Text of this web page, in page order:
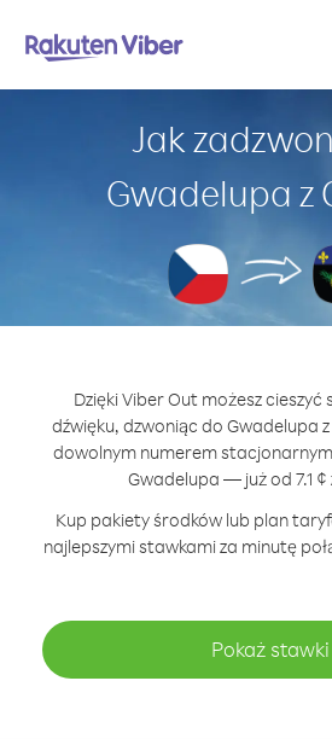
Jak
Gwadelupa z
Dzięki Viber Out możesz cieszyć
dźwięku, dzwoniąc do Gwadelupa z
dowolnym numerem
Gwadelupa — już od 7.1 ¢
Kup pakiety środków lub plan
najlepszymi stawkami za minutę
Pokaż stawki